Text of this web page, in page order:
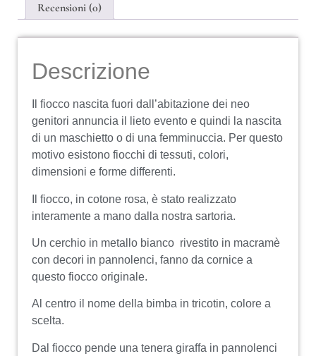
Recensioni (0)
Descrizione
Il fiocco nascita fuori dall’abitazione dei neo
genitori annuncia il lieto evento e quindi la nascita
di un maschietto o di una femminuccia. Per questo
motivo esistono fiocchi di tessuti, colori,
dimensioni e forme differenti.
Il fiocco, in cotone rosa, è stato realizzato
interamente a mano dalla nostra sartoria.
Un cerchio in metallo bianco rivestito in macramè
con decori in pannolenci, fanno da cornice a
questo fiocco originale.
Al centro il nome della bimba in tricotin, colore a
scelta.
Dal fiocco pende una tenera giraffa in pannolenci